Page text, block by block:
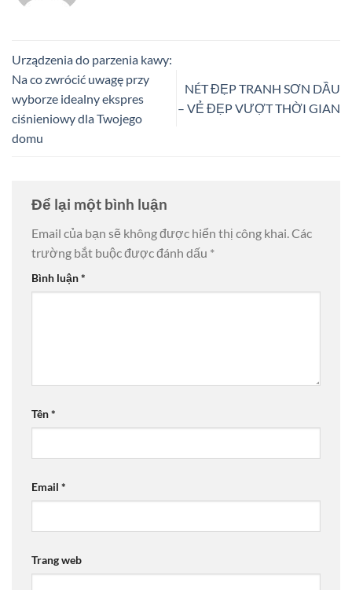
Urządzenia do parzenia kawy:
Na co zwrócić uwagę przy
wyborze idealny ekspres
ciśnieniowy dla Twojego
domu
NÉT ĐẸP TRANH SƠN DẦU
– VẺ ĐẸP VƯỢT THỜI GIAN
Để lại một bình luận
Email của bạn sẽ không được hiển thị công khai.Các
trường bắt buộc được đánh dấu *
Bình luận*
Tên*
Email *
Trang web